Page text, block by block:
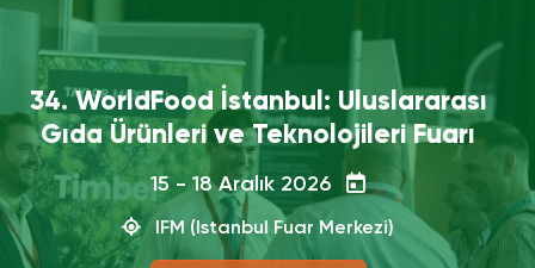
WorldFood İstanbul 2025 Nasıl
Geçti?
15 - 18 Aralık 2026
IFM (Istanbul Fuar Merkezi)